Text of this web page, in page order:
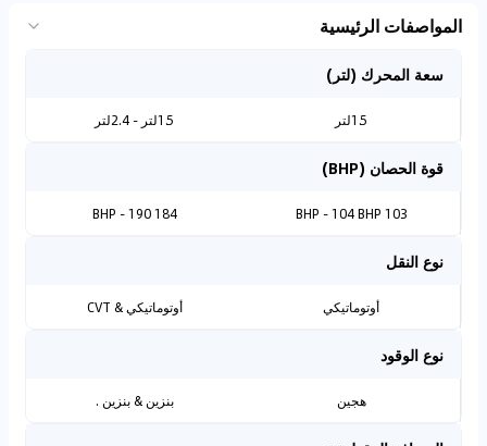
المواصفات الرئيسية
سعة المحرك (لتر)
1.5لتر 1.5لتر - 2.4لتر
قوة الحصان (BHP)
103 BHP - 104 BHP
184 BHP - 190
نوع النقل
أوتوماتيكي أوتوماتيكي & CVT
نوع الوقود
هجين بنزين & بنزين .